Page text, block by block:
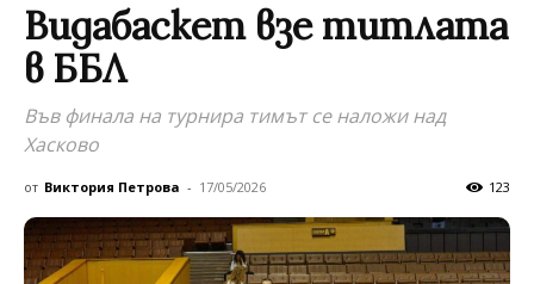
Видабаскет взе титлата
в ББЛ
Във финала на турнира тимът се наложи над
Хасково
от Виктория Петрова - 17/05/2026 123